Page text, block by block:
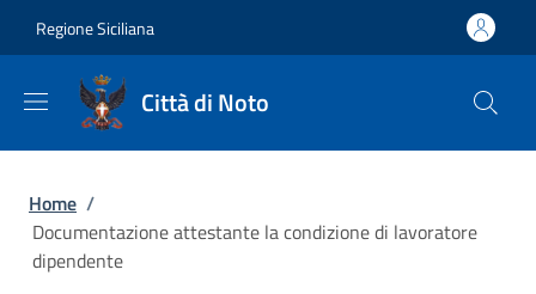
Regione Siciliana
Città di Noto
Briciole di pane
Home /
Documentazione attestante la condizione di lavoratore
dipendente